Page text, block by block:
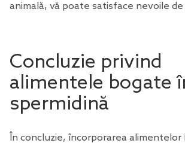
animală, vă poate satisface nevoile de
Concluzie privind
alimentele bogate
spermidină
În concluzie, încorporarea alimentelor